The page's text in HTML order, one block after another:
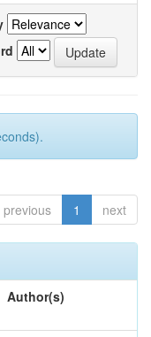
previous 1 next
Author(s)